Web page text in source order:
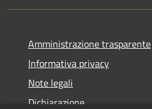
Amministrazione trasparente
Informativa privacy
Note legali
Dichiarazione